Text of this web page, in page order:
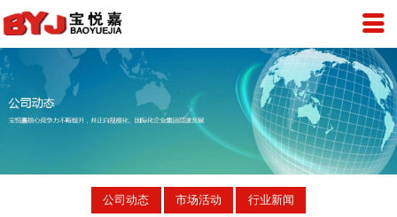
公司动态 市场活动 行业新闻